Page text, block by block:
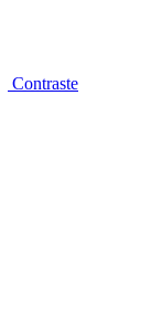
Contraste